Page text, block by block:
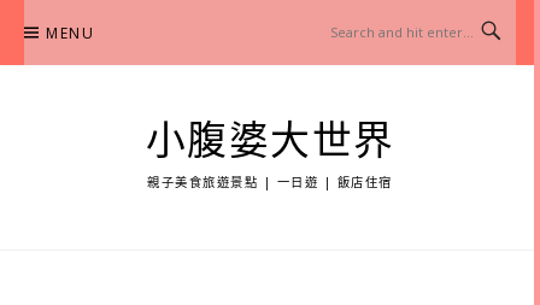
content
MENU
小腹婆大世界
親子美食旅遊景點 | 一日遊 | 飯店住宿